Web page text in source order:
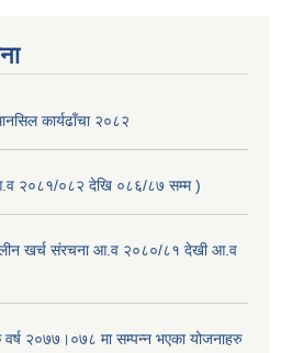
कार्यढाँचा २०८२
२०८१/०८२ देखि ०८६/८७ सम्म )
खर्च संरचना आ.व २०८०/८१ देखी आ.व
वर्ष २०७७।०७८ मा सम्पन्न भएका योजनाहरु